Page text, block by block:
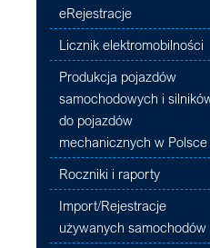
eRejestracje
Licznik elektromobilności
Produkcja pojazdów
samochodowych i
do pojazdów
mechanicznych w Polsce
Roczniki i raporty
Import/Rejestracje
używanych samochodów